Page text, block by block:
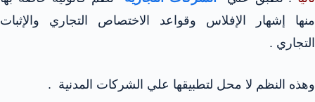
منها إشهار الإفلاس وقواعد الاختصاص التجاري والإثبات
التجاري .
وهذه النظم لا محل لتطبيقها علي الشركات المدنية .